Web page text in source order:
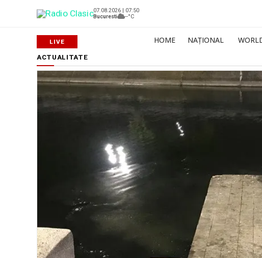
07.08.2026 | 07:50
Bucuresti
--°C
HOME NAȚIONAL
ACTUALITATE